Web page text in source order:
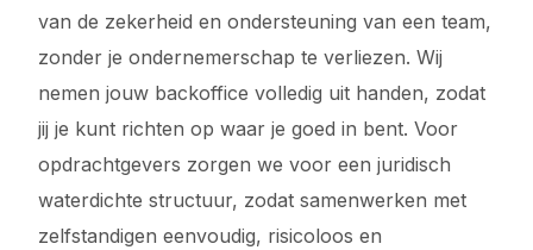
van de zekerheid en ondersteuning van een team,
zonder je ondernemerschap te verliezen. Wij
nemen jouw backoffice volledig uit handen, zodat
jij je kunt richten op waar je goed in bent. Voor
opdrachtgevers zorgen we voor een juridisch
waterdichte structuur, zodat samenwerken met
zelfstandigen eenvoudig, risicoloos en